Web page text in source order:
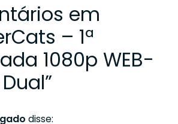
em
– 1ª
1080p WEB-
”
disse: